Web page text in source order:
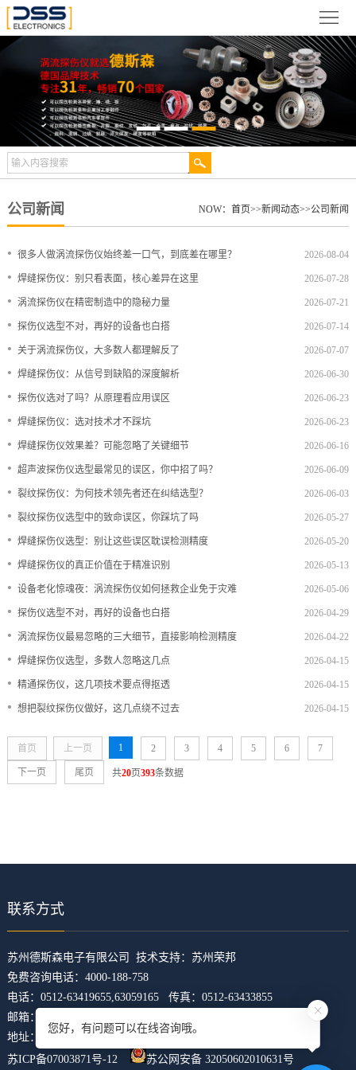
斯
动
态
品
展
检
测
合
伙
频
心
技
文
务
支
联
德
森
公司新闻 NOW：首页>>新闻动态>>公司新闻
2026-08-04
• 很多人做涡流探伤仪始终差一口气，到底差在哪里？
2026-07-28
• 焊缝探伤仪：别只看表面，核心差异在这里
2026-07-21
• 涡流探伤仪在精密制造中的隐秘力量
2026-07-14
• 探伤仪选型不对，再好的设备也白搭
2026-07-07
• 关于涡流探伤仪，大多数人都理解反了
2026-06-30
• 焊缝探伤仪：从信号到缺陷的深度解析
2026-06-23
• 探伤仪选对了吗？从原理看应用误区
2026-06-23
• 焊缝探伤仪：选对技术才不踩坑
2026-06-16
• 焊缝探伤仪效果差？可能忽略了关键细节
2026-06-09
• 超声波探伤仪选型最常见的误区，你中招了吗？
2026-06-03
• 裂纹探伤仪：为何技术领先者还在纠结选型？
2026-05-27
• 裂纹探伤仪选型中的致命误区，你踩坑了吗
2026-05-20
• 焊缝探伤仪选型：别让这些误区耽误检测精度
2026-05-13
• 焊缝探伤仪的真正价值在于精准识别
2026-05-06
• 设备老化惊魂夜：涡流探伤仪如何拯救企业免于灾难
2026-04-29
• 探伤仪选型不对，再好的设备也白搭
2026-04-22
• 涡流探伤仪最易忽略的三大细节，直接影响检测精度
2026-04-15
• 焊缝探伤仪选型，多数人忽略这几点
2026-04-15
• 精通探伤仪，这几项技术要点得抠透
2026-04-15
• 想把裂纹探伤仪做好，这几点绕不过去
首页 上一页 1 2 3 4 5 6 7
下一页 尾页 共20页393条数据
联系方式
​苏州德斯森电子有限公司 技术支持： 苏州荣邦
免费咨询电话：4000-188-758
电话：0512-63419655,63059165 传真：0512-63433855
邮箱：z5421473@126.com
地址：江苏省苏州市吴中区临湖镇东山大道4168号U科技园31幢
苏ICP备07003871号-12
苏公网安备 32050602010631号
您好，有问题可以在线咨询哦。